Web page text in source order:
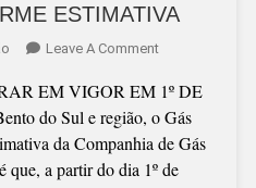
ESTIMATIVA
Leave A CommentOn
MÉDIA
DE
11%
NO
EM VIGOR EM 1º DE
do Sul e região, o Gás
da Companhia de Gás
que, a partir do dia 1º de